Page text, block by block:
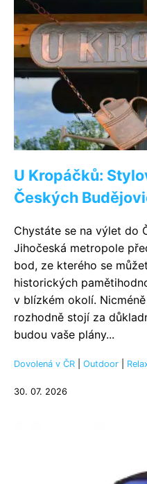
U Kropáčků:
Českých
Chystáte se na výlet do
Jihočeská metropole
bod, ze kterého se
historických
v blízkém okolí. Nicméně
rozhodně stojí za
budou vaše plány...
Dovolená v ČR Outdoor
30. 07. 2026